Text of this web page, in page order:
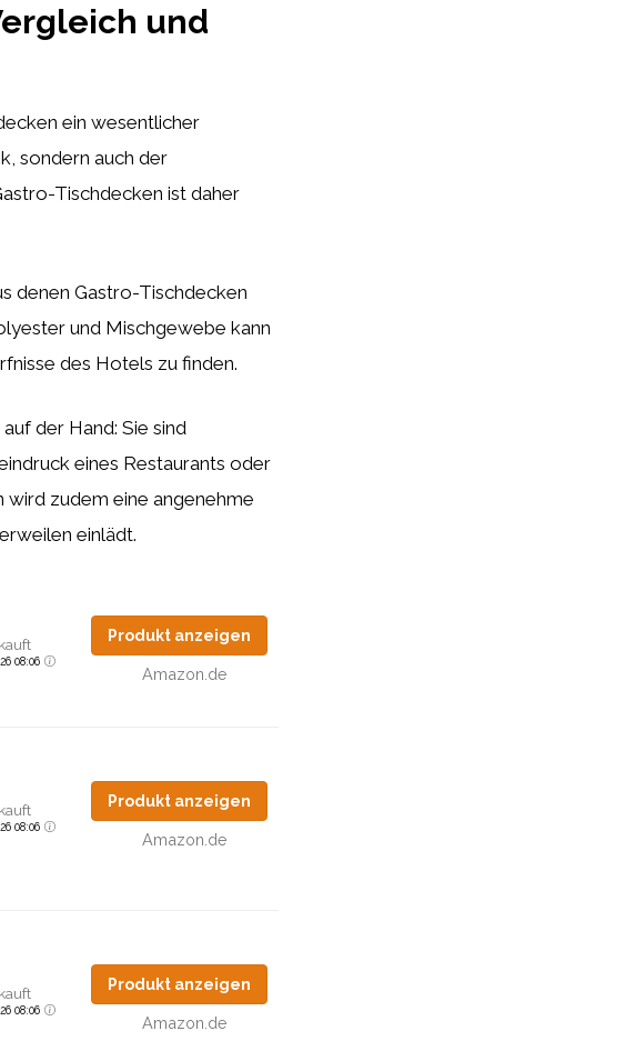
und
ein wesentlicher
sondern auch der
Tischdecken ist daher
denen Gastro-Tischdecken
und Mischgewebe kann
des Hotels zu finden.
der Hand: Sie sind
eines Restaurants oder
zudem eine angenehme
einlädt.
08:06
Produkt anzeigen
Amazon.de
08:06
Produkt anzeigen
Amazon.de
08:06
Produkt anzeigen
Amazon.de